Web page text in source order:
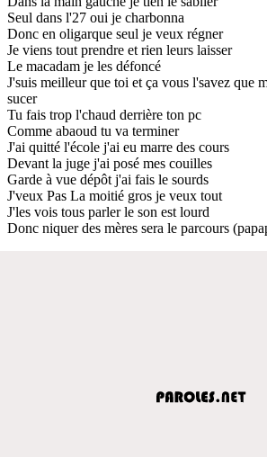
Seul dans l'27 oui je charbonna
Donc en oligarque seul je veux régner
Je viens tout prendre et rien leurs laisser
Le macadam je les défoncé
J'suis meilleur que toi et ça vous l'savez que
sucer
Tu fais trop l'chaud derrière ton pc
Comme abaoud tu va terminer
J'ai quitté l'école j'ai eu marre des cours
Devant la juge j'ai posé mes couilles
Garde à vue dépôt j'ai fais le sourds
J'veux Pas La moitié gros je veux tout
J'les vois tous parler le son est lourd
Donc niquer des mères sera le parcours